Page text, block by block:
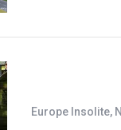
Europe Insolite,